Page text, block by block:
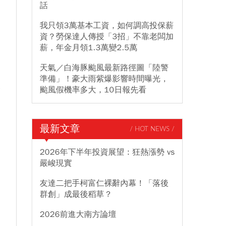
話
我只領3萬基本工資，如何調高投保薪
資？勞保達人傳授「3招」不靠老闆加
薪，年金月領1.3萬變2.5萬
天氣／白海豚颱風最新路徑圖「陸警
準備」！豪大雨紫爆影響時間曝光，
颱風假機率多大，10日報先看
最新文章 / HOT NEWS /
2026年下半年投資展望：狂熱漲勢 vs
嚴峻現實
友達二把手柯富仁裸辭內幕！「落後
群創」成最後稻草？
2026前進大南方論壇